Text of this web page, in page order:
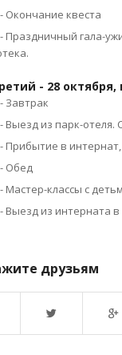
- Окончание квеста
- Праздничный гала-
- 28 октября,
Завтрак
- Выезд из парк-отеля.
- Прибытие в
- Обед
- Мастер-классы с
- Выезд из интерната
друзьям